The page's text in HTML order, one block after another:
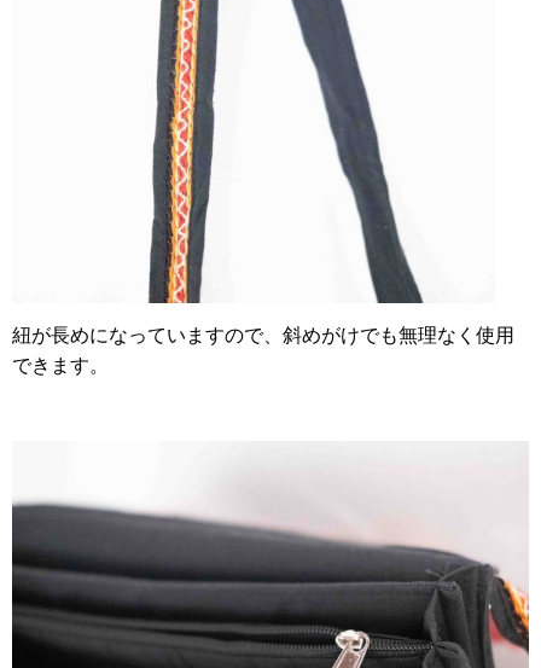
紐が長めになっていますので、斜めがけでも無理なく使用
できます。